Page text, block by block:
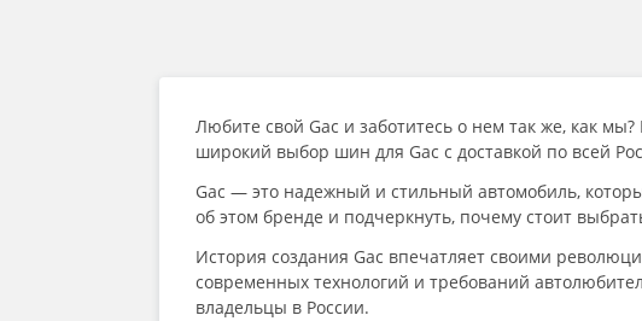
Любите свой Gac и заботитесь о нем так же, как
широкий выбор шин для Gac с доставкой по всей
Gac — это надежный и стильный автомобиль,
об этом бренде и подчеркнуть, почему стоит
История создания Gac впечатляет своими
современных технологий и требований
владельцы в России.